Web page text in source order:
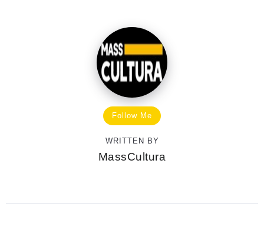
Follow Me
WRITTEN BY
MassCultura